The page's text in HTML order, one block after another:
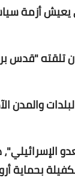
يعيش أزمة
تلقته
والمدن
بحماية